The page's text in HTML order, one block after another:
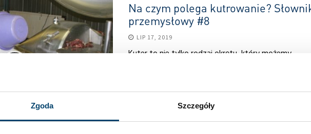
Zgoda Szczegóły
Na czym polega kutrowanie?
przemysłowy #8
LIP 17, 2019
Kuter to nie tylko rodzaj okrętu, który możemy
urządzenia wykorzystywanego w przemyśle